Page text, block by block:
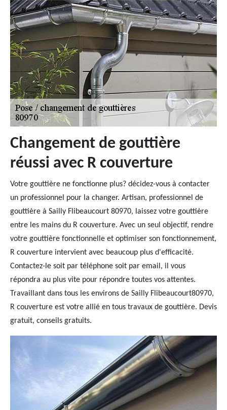
Changement de gouttière
réussi avec R couverture
Votre gouttière ne fonctionne plus? décidez-vous à contacter
un professionnel pour la changer. Artisan, professionnel de
gouttière à Sailly Flibeaucourt 80970, laissez votre gouttière
entre les mains du R couverture. Avec un seul objectif, rendre
votre gouttière fonctionnelle et optimiser son fonctionnement,
R couverture intervient avec beaucoup plus d'efficacité.
Contactez-le soit par téléphone soit par email, il vous
répondra au plus vite pour répondre toutes vos attentes.
Travaillant dans tous les environs de Sailly Flibeaucourt80970,
R couverture est votre allié en tous travaux de gouttière. Devis
gratuit, conseils gratuits.